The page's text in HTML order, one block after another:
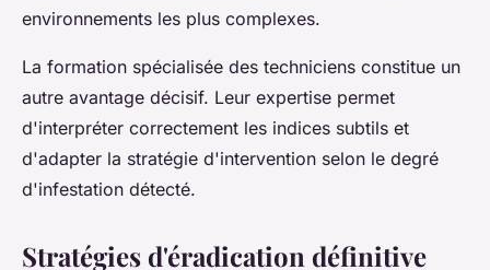
environnements les plus complexes.
La formation spécialisée des techniciens constitue un
autre avantage décisif. Leur expertise permet
d'interpréter correctement les indices subtils et
d'adapter la stratégie d'intervention selon le degré
d'infestation détecté.
Stratégies d'éradication définitive